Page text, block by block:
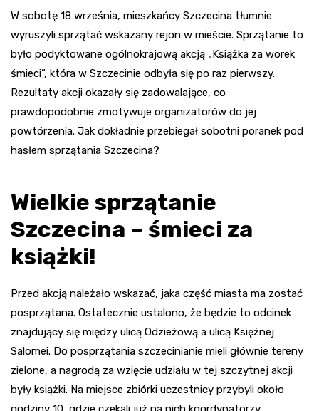
W sobotę 18 września, mieszkańcy Szczecina tłumnie
wyruszyli sprzątać wskazany rejon w mieście. Sprzątanie to
było podyktowane ogólnokrajową akcją „Książka za worek
śmieci”, która w Szczecinie odbyła się po raz pierwszy.
Rezultaty akcji okazały się zadowalające, co
prawdopodobnie zmotywuje organizatorów do jej
powtórzenia. Jak dokładnie przebiegał sobotni poranek pod
hasłem sprzątania Szczecina?
Wielkie sprzątanie
Szczecina – śmieci za
książki!
Przed akcją należało wskazać, jaka część miasta ma zostać
posprzątana. Ostatecznie ustalono, że będzie to odcinek
znajdujący się między ulicą Odzieżową a ulicą Księżnej
Salomei. Do posprzątania szczecinianie mieli głównie tereny
zielone, a nagrodą za wzięcie udziału w tej szczytnej akcji
były książki. Na miejsce zbiórki uczestnicy przybyli około